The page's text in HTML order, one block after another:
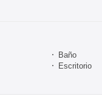
Baño
Escritorio